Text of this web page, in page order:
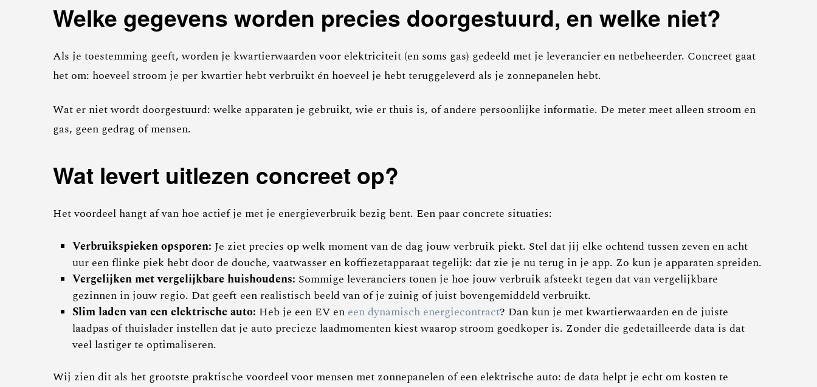
Welke gegevens worden precies doorgestuurd, en welke niet?
Als je toestemming geeft, worden je kwartierwaarden voor elektriciteit (en soms gas) gedeeld met je leverancier en netbeheerder. Concreet gaat
het om: hoeveel stroom je per kwartier hebt verbruikt én hoeveel je hebt teruggeleverd als je zonnepanelen hebt.
Wat er niet wordt doorgestuurd: welke apparaten je gebruikt, wie er thuis is, of andere persoonlijke informatie. De meter meet alleen stroom en
gas, geen gedrag of mensen.
Wat levert uitlezen concreet op?
Het voordeel hangt af van hoe actief je met je energieverbruik bezig bent. Een paar concrete situaties:
Verbruikspieken opsporen: Je ziet precies op welk moment van de dag jouw verbruik piekt. Stel dat jij elke ochtend tussen zeven en acht
uur een flinke piek hebt door de douche, vaatwasser en koffiezetapparaat tegelijk: dat zie je nu terug in je app. Zo kun je apparaten spreiden.
Vergelijken met vergelijkbare huishoudens: Sommige leveranciers tonen je hoe jouw verbruik afsteekt tegen dat van vergelijkbare
gezinnen in jouw regio. Dat geeft een realistisch beeld van of je zuinig of juist bovengemiddeld verbruikt.
Slim laden van een elektrische auto: Heb je een EV en een dynamisch energiecontract? Dan kun je met kwartierwaarden en de juiste
laadpas of thuislader instellen dat je auto precieze laadmomenten kiest waarop stroom goedkoper is. Zonder die gedetailleerde data is dat
veel lastiger te optimaliseren.
Wij zien dit als het grootste praktische voordeel voor mensen met zonnepanelen of een elektrische auto: de data helpt je echt om kosten te